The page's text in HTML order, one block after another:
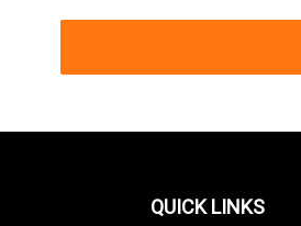
QUICK LINKS